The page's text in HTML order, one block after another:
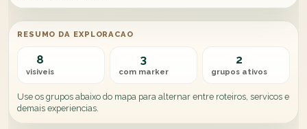
RESUMO DA EXPLORACAO
8
visiveis
3
com marker
2
grupos ativos
Use os grupos abaixo do mapa para alternar entre roteiros, servicos e
demais experiencias.